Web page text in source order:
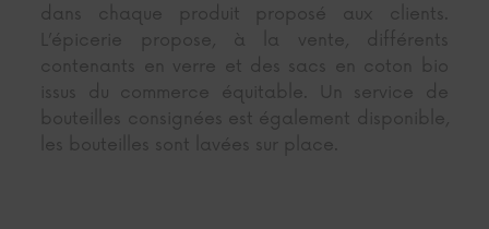
dans chaque produit proposé aux clients.
L’épicerie propose, à la vente, différents
contenants en verre et des sacs en coton bio
issus du commerce équitable. Un service de
bouteilles consignées est également disponible,
les bouteilles sont lavées sur place.